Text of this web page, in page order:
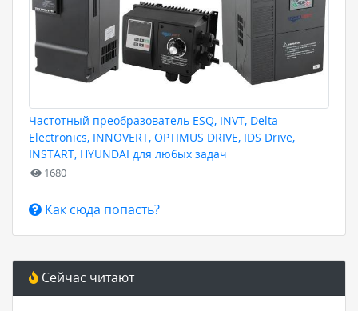
Частотный преобразователь ESQ, INVT, Delta
Electronics, INNOVERT, OPTIMUS DRIVE, IDS Drive,
INSTART, HYUNDAI для любых задач
1680
Как сюда попасть?
Сейчас читают